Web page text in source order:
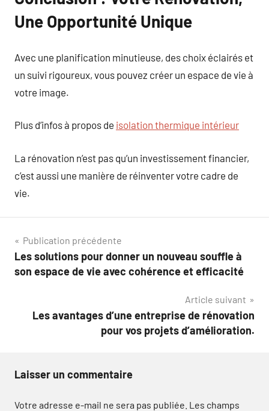
Une Opportunité Unique
Avec une planification minutieuse, des choix éclairés et
un suivi rigoureux, vous pouvez créer un espace de vie à
votre image.
Plus d’infos à propos de isolation thermique intérieur
La rénovation n’est pas qu’un investissement financier,
c’est aussi une manière de réinventer votre cadre de
vie.
Navigation
de
Publication précédente
Les solutions pour donner un nouveau souffle à
son espace de vie avec cohérence et efficacité
Article suivant
Les avantages d’une entreprise de rénovation
pour vos projets d’amélioration.
Laisser un commentaire
Votre adresse e-mail ne sera pas publiée. Les champs